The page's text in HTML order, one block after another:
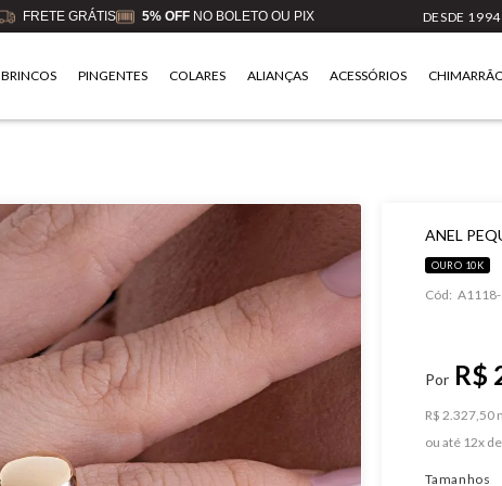
FRETE GRÁTIS 5% OFFNO BOLETO OU PIX DESDE 1994
BRINCOS PINGENTES COLARES ALIANÇAS ACESSÓRIOS
ANEL
OURO 10K
Cód:
R$
R$ 2.327,50
ou
12x
Tamanhos